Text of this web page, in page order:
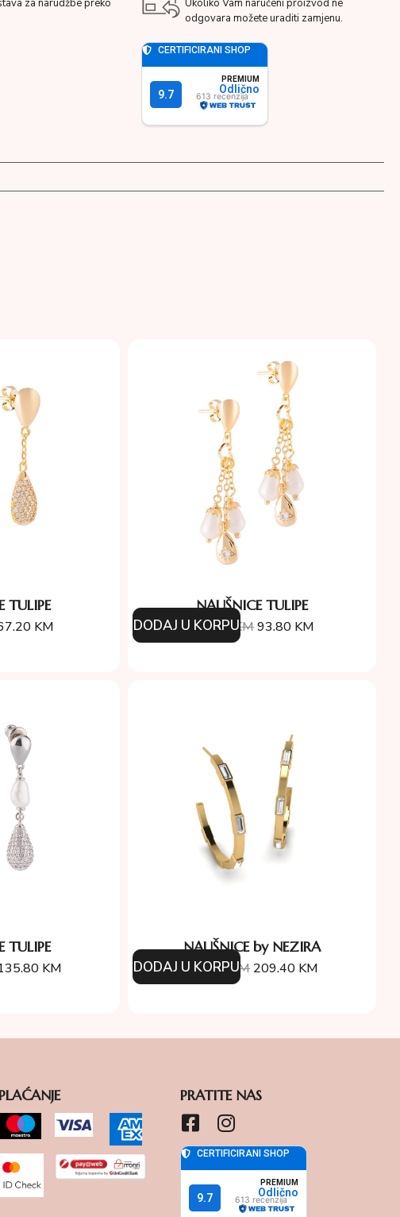
za narudžbe preko
Ukoliko Vam naručeni proizvod ne
odgovara možete uraditi zamjenu.
TULIPE
KM
NAUŠNICE TULIPE
134.00KM93.80 KM
DODAJ U KORPU
TULIPE
KM
NAUŠNICE by NEZIRA
349.00KM 209.40 KM
DODAJ U KORPU
PRATITE NAS